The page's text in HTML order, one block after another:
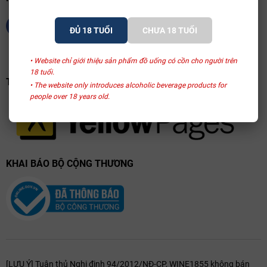
ĐỦ 18 TUỔI CHƯA 18 TUỔI
• Website chỉ giới thiệu sản phẩm đồ uống có cồn cho người trên
18 tuổi.
• The website only introduces alcoholic beverage products for
people over 18 years old.
còn của Pauillac—mà còn giữ nhiệt ban ngày để sưởi ấm cho cây vào
ban đêm. Hệ rễ cây nho tại đây được khuyến khích đâm sâu hàng
xuất được vị khoáng mặn mòi và độ phức hợp hiếm có trong từng
giọt rượu.
TRANG VÀNG VIỆT NAM
KHAI BÁO BỘ CỘNG THƯƠNG
[LƯU Ý] Tuân thủ Nghị định 94/2012/NĐ-CP, WINE1855 không bán